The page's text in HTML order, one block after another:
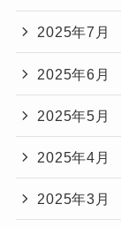
2025年7月
2025年6月
2025年5月
2025年4月
2025年3月